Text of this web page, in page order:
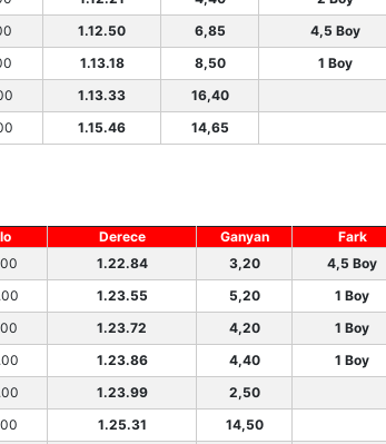
1.12.50 6,85 4,5 Boy
1.13.18 8,50 1 Boy
1.13.33 16,40
1.15.46 14,65
Derece Ganyan Fark
1.22.84 3,20 4,5 Boy
1.23.55 5,20 1 Boy
1.23.72 4,20 1 Boy
1.23.86 4,40 1 Boy
1.23.99 2,50
1.25.31 14,50